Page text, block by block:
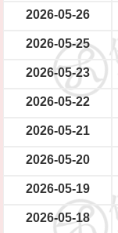
2026-05-26
2026-05-25
2026-05-23
2026-05-22
2026-05-21
2026-05-20
2026-05-19
2026-05-18